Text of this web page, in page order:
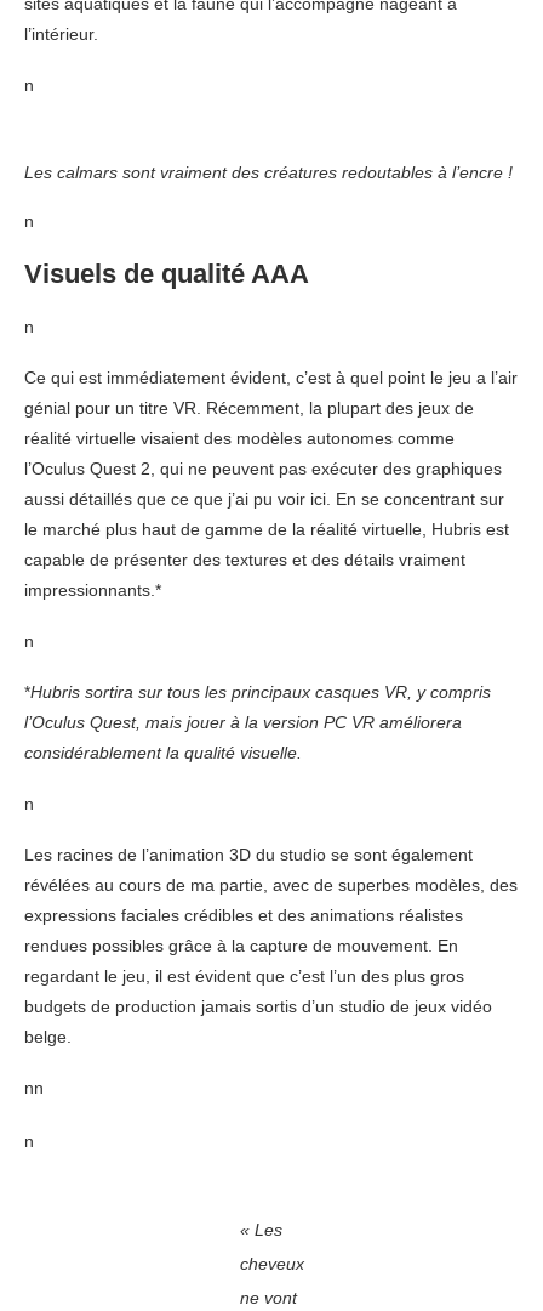
l’intérieur.
n
Les calmars sont vraiment des créatures redoutables à l’encre !
n
Visuels de qualité AAA
n
Ce qui est immédiatement évident, c’est à quel point le jeu a l’air
génial pour un titre VR. Récemment, la plupart des jeux de
réalité virtuelle visaient des modèles autonomes comme
l’Oculus Quest 2, qui ne peuvent pas exécuter des graphiques
aussi détaillés que ce que j’ai pu voir ici. En se concentrant sur
le marché plus haut de gamme de la réalité virtuelle, Hubris est
capable de présenter des textures et des détails vraiment
impressionnants.*
n
*Hubris sortira sur tous les principaux casques VR, y compris
l’Oculus Quest, mais jouer à la version PC VR améliorera
considérablement la qualité visuelle.
n
Les racines de l’animation 3D du studio se sont également
révélées au cours de ma partie, avec de superbes modèles, des
expressions faciales crédibles et des animations réalistes
rendues possibles grâce à la capture de mouvement. En
regardant le jeu, il est évident que c’est l’un des plus gros
budgets de production jamais sortis d’un studio de jeux vidéo
belge.
nn
n
« Les
cheveux
ne vont